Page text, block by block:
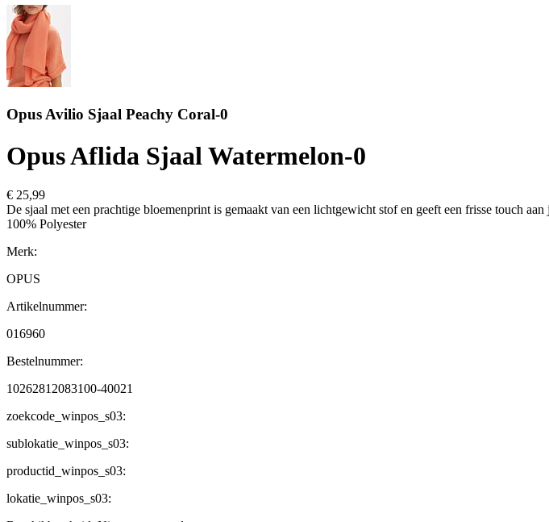
Opus Avilio Sjaal Peachy Coral-0
Opus Aflida Sjaal Watermelon-0
€ 25,99
De sjaal met een prachtige bloemenprint is gemaakt van een lichtgewicht stof en geeft een frisse touch aan
100% Polyester
Merk:
OPUS
Artikelnummer:
016960
Bestelnummer:
10262812083100-40021
zoekcode_winpos_s03:
sublokatie_winpos_s03:
productid_winpos_s03:
lokatie_winpos_s03: